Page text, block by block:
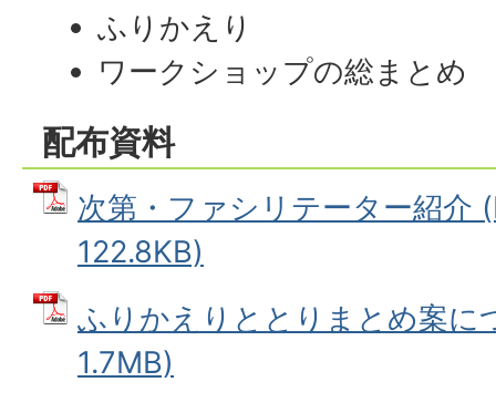
ふりかえり
ワークショップの総まとめ
配布資料
次第・ファシリテーター紹介
122.8KB)
ふりかえりととりまとめ案に
1.7MB)